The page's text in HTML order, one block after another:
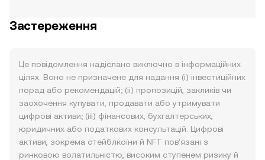
Застереження
Це повідомлення надіслано виключно в інформаційних
цілях. Воно не призначене для надання (i) інвестиційних
порад або рекомендацій; (ii) пропозицій, закликів чи
заохочення купувати, продавати або утримувати
цифрові активи; (iii) фінансових, бухгалтерських,
юридичних або податкових консультацій. Цифрові
активи, зокрема стейблкоїни й NFT пов’язані з
ринковою волатильністю, високим ступенем ризику й